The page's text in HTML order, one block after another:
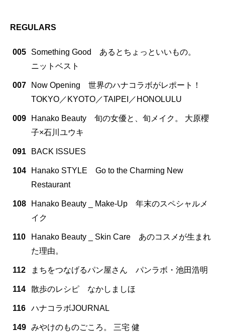
REGULARS
005
Something Good あるとちょっといいもの。
ニットベスト
007
Now Opening 世界のハナコラボがレポート！
TOKYO／KYOTO／TAIPEI／HONOLULU
009
Hanako Beauty 旬の女優と、旬メイク。 大原櫻
子×石川ユウキ
091 BACK ISSUES
104
Hanako STYLE Go to the Charming New
Restaurant
108
Hanako Beauty _ Make-Up 年末のスペシャルメ
イク
110
Hanako Beauty _ Skin Care あのコスメが生まれ
た理由。
112 まちをつなげるパン屋さん パンラボ・池田浩明
114 散歩のレシピ なかしましほ
116 ハナコラボJOURNAL
149 みやけのものごころ。 三宅 健